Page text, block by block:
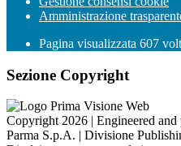
Amministrazione
Pagina visualizzata 607
Sezione Copyright
Copyright 2026 | Engineered
Parma S.p.A. | Divisione